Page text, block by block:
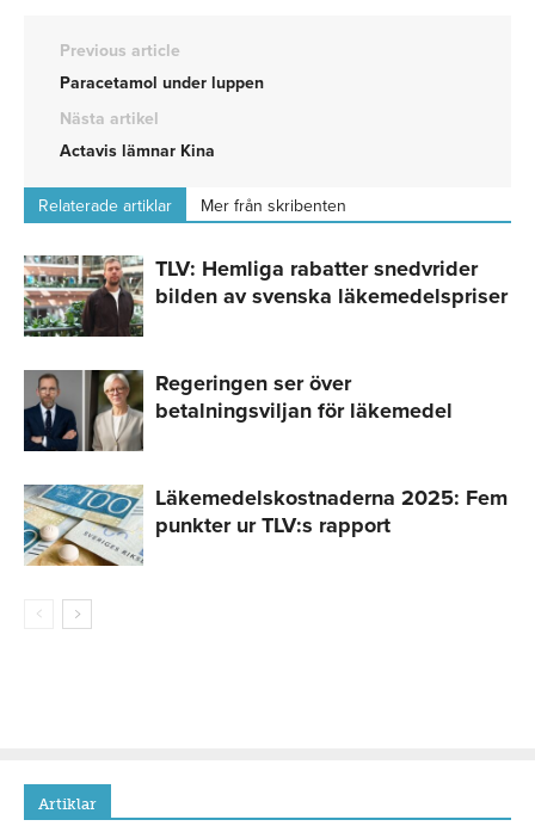
Previous article
Paracetamol under luppen
Nästa artikel
Actavis lämnar Kina
Relaterade artiklar Mer från skribenten
TLV: Hemliga rabatter snedvrider
bilden av svenska läkemedelspriser
Regeringen ser över
betalningsviljan för läkemedel
Läkemedelskostnaderna 2025: Fem
punkter ur TLV:s rapport
Artiklar